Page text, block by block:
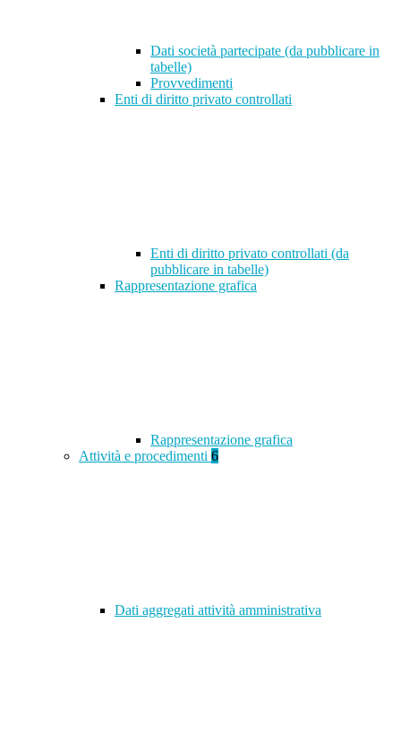
Dati società partecipate (da pubblicare in
tabelle)
Provvedimenti
Enti di diritto privato controllati
Enti di diritto privato controllati (da
pubblicare in tabelle)
Rappresentazione grafica
Rappresentazione grafica
Attività e procedimenti 6
Dati aggregati attività amministrativa